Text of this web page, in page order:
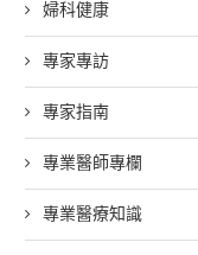
婦科健康
專家專訪
專家指南
專業醫師專欄
專業醫療知識